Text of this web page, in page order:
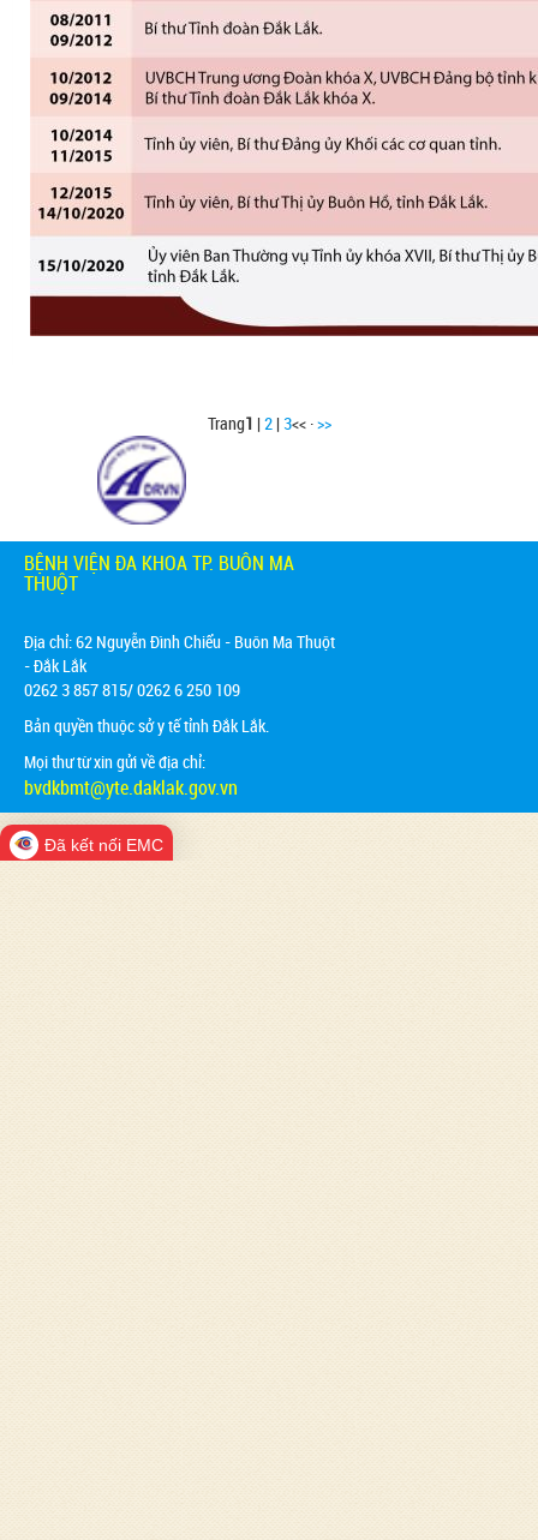
Trang1 | 2| 3<< ·>>
BỆNH VIỆN ĐA KHOA TP. BUÔN MA
THUỘT
Địa chỉ:62 Nguyễn Đình Chiểu - Buôn Ma Thuột
- Đắk Lắk
0262 3 857 815/ 0262 6 250 109
Bản quyền thuộc sở y tế tỉnh Đắk Lắk.
Mọi thư từ xin gửi về địa chỉ:
bvdkbmt@yte.daklak.gov.vn
Đã kết nối EMC